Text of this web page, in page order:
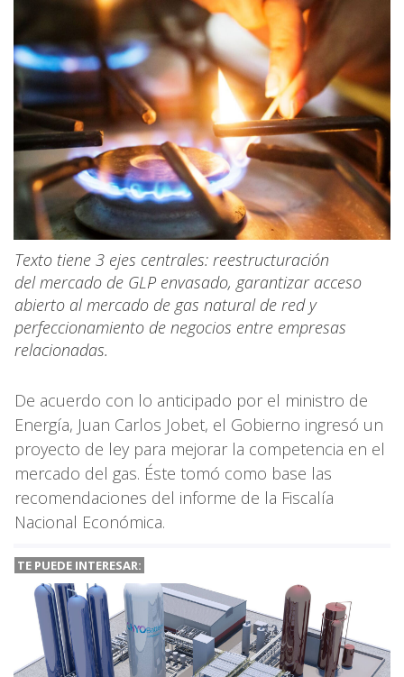
Texto tiene 3 ejes centrales: reestructuración
del mercado de GLP envasado, garantizar acceso
abierto al mercado de gas natural de red y
perfeccionamiento de negocios entre empresas
relacionadas.
De acuerdo con lo anticipado por el ministro de
Energía, Juan Carlos Jobet, el Gobierno ingresó un
proyecto de ley para mejorar la competencia en el
mercado del gas. Éste tomó como base las
recomendaciones del informe de la Fiscalía
Nacional Económica.
TE PUEDE INTERESAR: